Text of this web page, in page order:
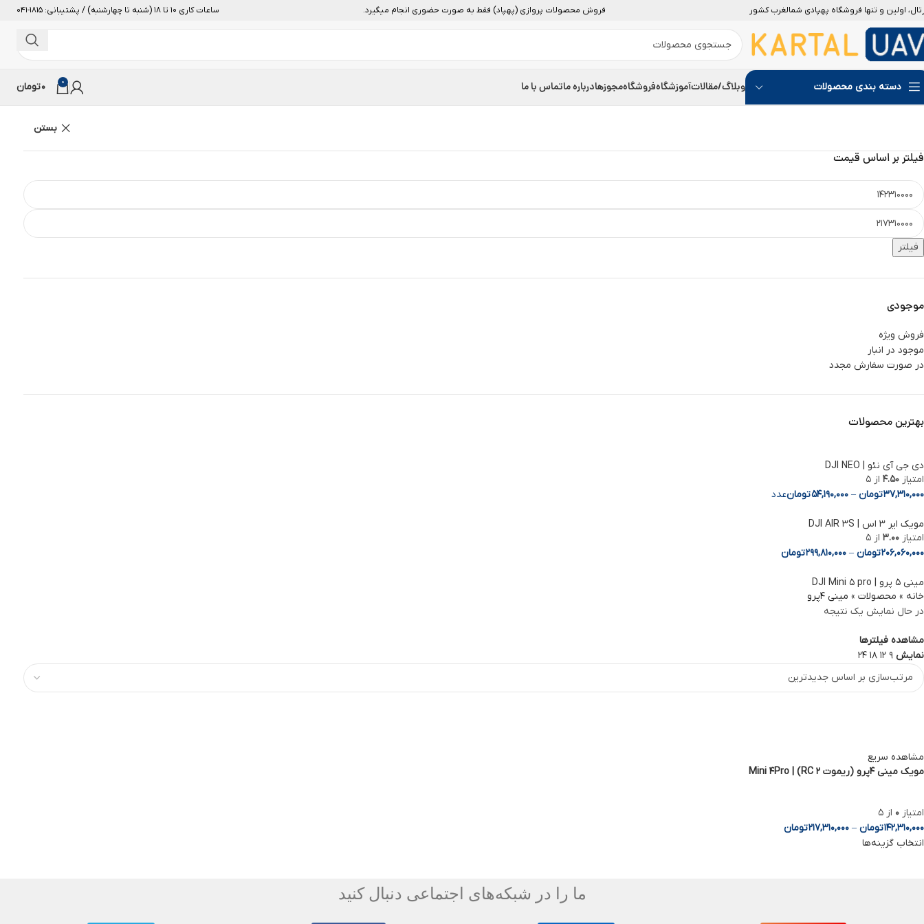
اولین و تنها فروشگاه پهپادی شمالغرب کشور فروش محصولات پروازی (پهپاد) فقط به صورت حضوری انجام میگیرد. ساعات کاری 10 تا 18 (شنبه تا چهارشنبه) / پشتیبانی: 1815-041
دسته بندی محصولات وبلاگ/مقالاتآموزشگاهفروشگاهمجوزهادرباره ماتماس با ما 0
0تومان
بستن
فیلتر بر اساس قیمت
فیلتر
موجودی
فروش ویژه
موجود در انبار
در صورت سفارش مجدد
بهترین محصولات
دی جی آی نئو | DJI NEO
امتیاز 4.50 از 5
37,310,000تومان –
54,190,000تومانعدد
مویک ایر 3 اس | DJI AIR 3S
امتیاز 3.00 از 5
206,060,000تومان –
299,810,000تومان
مینی ۵ پرو | DJI Mini ۵ pro
خانه » محصولات » مینی 4پرو
در حال نمایش یک نتیجه
مشاهده فیلترها
نمایش 9
12
18
24
ویژه
جدید
مشاهده سریع
مویک مینی 4پرو (ریموت RC 2) | Mini 4Pro
امتیاز 0 از 5
142,310,000تومان –
217,310,000تومان
انتخاب گزینه‌ها
ما را در شبکه‌های اجتماعی دنبال کنید
Facebook
Instagram
linkedin
WhatsApp
Telegram